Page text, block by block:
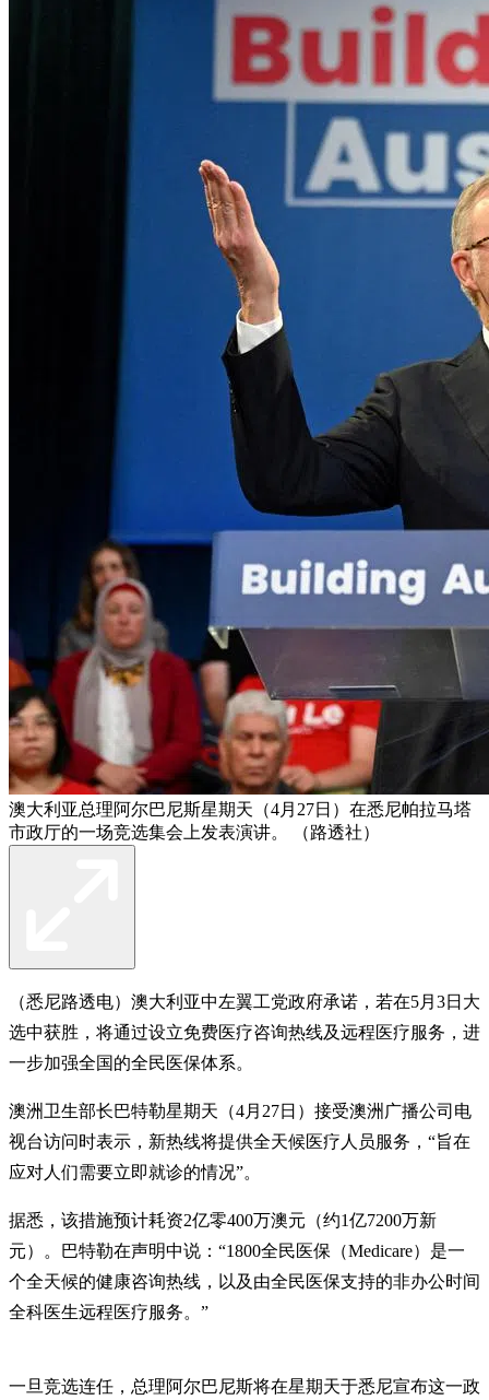
澳大利亚总理阿尔巴尼斯星期天（4月27日）在悉尼帕拉马塔
市政厅的一场竞选集会上发表演讲。 （路透社）
（悉尼路透电）澳大利亚中左翼工党政府承诺，若在5月3日大
选中获胜，将通过设立免费医疗咨询热线及远程医疗服务，进
一步加强全国的全民医保体系。
澳洲卫生部长巴特勒星期天（4月27日）接受澳洲广播公司电
视台访问时表示，新热线将提供全天候医疗人员服务，“旨在
应对人们需要立即就诊的情况”。
据悉，该措施预计耗资2亿零400万澳元（约1亿7200万新
元）。巴特勒在声明中说：“1800全民医保（Medicare）是一
个全天候的健康咨询热线，以及由全民医保支持的非办公时间
全科医生远程医疗服务。”
一旦竞选连任，总理阿尔巴尼斯将在星期天于悉尼宣布这一政